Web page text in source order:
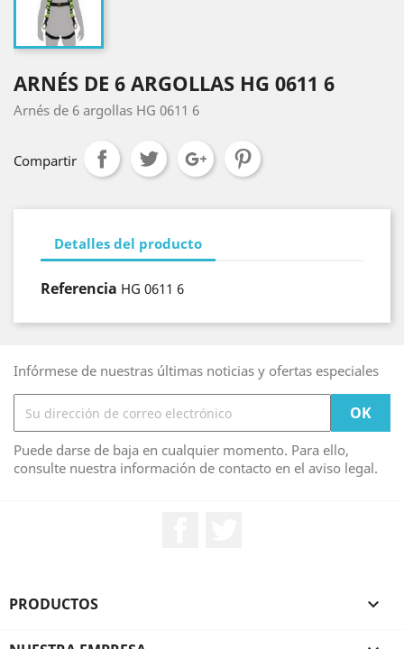
ARNÉS DE 6 ARGOLLAS HG 0611 6
Arnés de 6 argollas HG 0611 6
Compartir
Detalles del producto
Referencia HG 0611 6
Infórmese de nuestras últimas noticias y ofertas especiales
Puede darse de baja en cualquier momento. Para ello,
consulte nuestra información de contacto en el aviso legal.
PRODUCTOS 